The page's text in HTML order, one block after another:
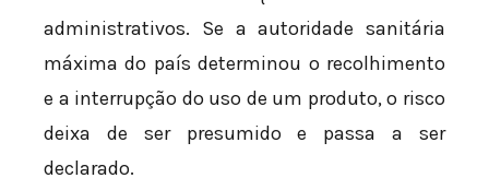
administrativos. Se a autoridade sanitária
máxima do país determinou o recolhimento
e a interrupção do uso de um produto, o risco
deixa de ser presumido e passa a ser
declarado.